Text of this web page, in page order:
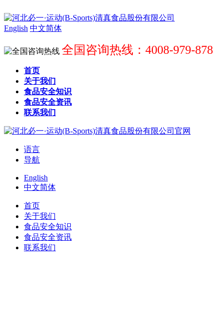
English 中文简体
全国咨询热线：4008-979-878
首页
关于我们
食品安全知识
食品安全资讯
联系我们
语言
导航
English
中文简体
首页
关于我们
食品安全知识
食品安全资讯
联系我们